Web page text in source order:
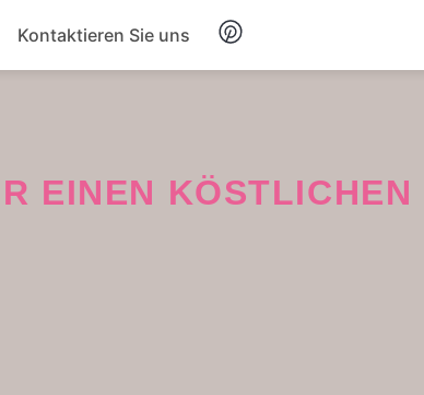
Kontaktieren Sie uns
EINEN